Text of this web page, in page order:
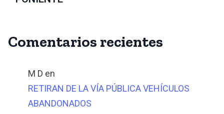
Comentarios recientes
M D en
RETIRAN DE LA VÍA PÚBLICA VEHÍCULOS
ABANDONADOS